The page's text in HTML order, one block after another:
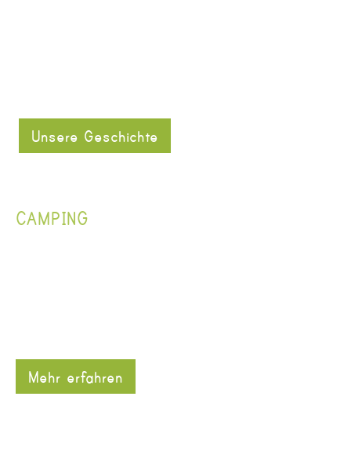
Unsere Geschichte
CAMPING
Mehr erfahren